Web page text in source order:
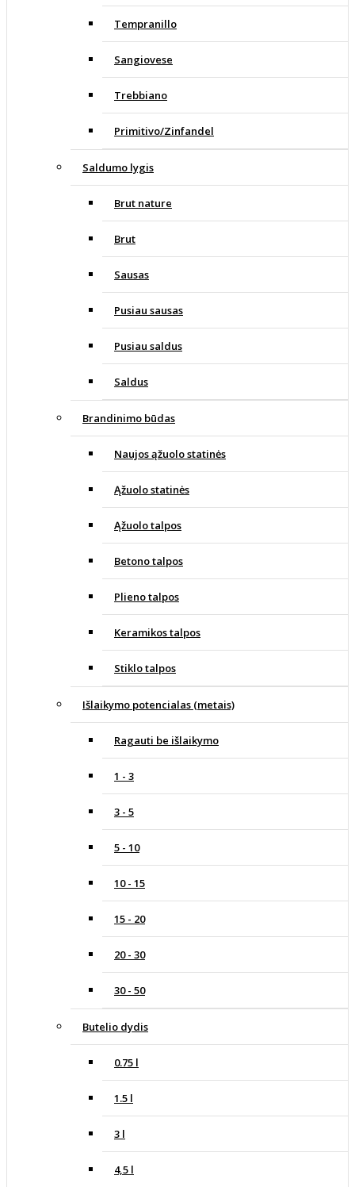
Tempranillo
Sangiovese
Trebbiano
Primitivo/Zinfandel
Saldumo lygis
Brut nature
Brut
Sausas
Pusiau sausas
Pusiau saldus
Saldus
Brandinimo būdas
Naujos ąžuolo statinės
Ąžuolo statinės
Ąžuolo talpos
Betono talpos
Plieno talpos
Keramikos talpos
Stiklo talpos
Išlaikymo potencialas (metais)
Ragauti be išlaikymo
1 - 3
3 - 5
5 - 10
10 - 15
15 - 20
20 - 30
30 - 50
Butelio dydis
0.75 l
1.5 l
3 l
4,5 l